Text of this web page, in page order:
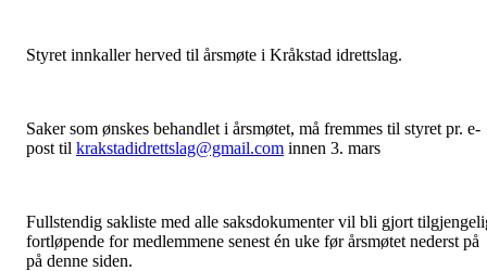
Styret innkaller herved til årsmøte i Kråkstad idrettslag.
Saker som ønskes behandlet i årsmøtet, må fremmes til styret pr. e-
post til krakstadidrettslag@gmail.com innen 3. mars
Fullstendig sakliste med alle saksdokumenter vil bli gjort
fortløpende for medlemmene senest én uke før årsmøtet nederst på
på denne siden.